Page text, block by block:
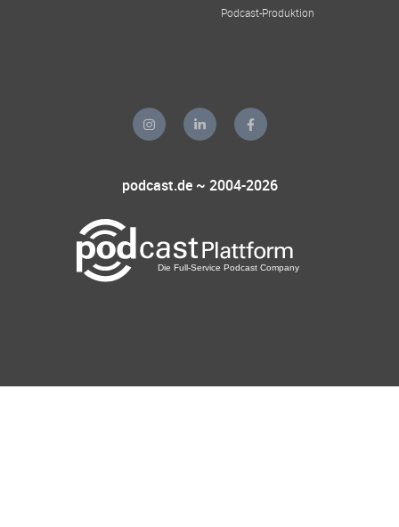
Podcast-Produktion
podcast.de ~ 2004-2026